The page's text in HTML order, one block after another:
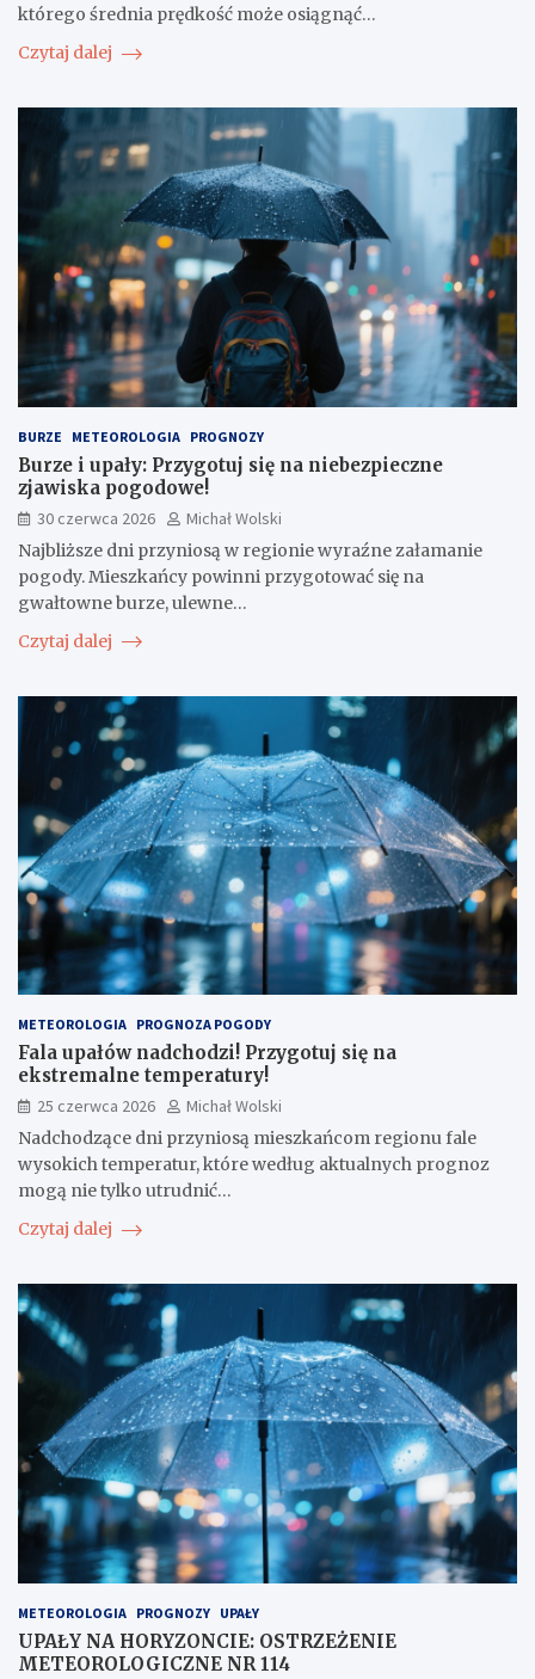
którego średnia prędkość może osiągnąć…
Czytaj dalej
BURZE METEOROLOGIA PROGNOZY
Burze i upały: Przygotuj się na niebezpieczne
zjawiska pogodowe!
30 czerwca 2026
Michał Wolski
Najbliższe dni przyniosą w regionie wyraźne załamanie
pogody. Mieszkańcy powinni przygotować się na
gwałtowne burze, ulewne…
Czytaj dalej
METEOROLOGIA PROGNOZA POGODY
Fala upałów nadchodzi! Przygotuj się na
ekstremalne temperatury!
25 czerwca 2026
Michał Wolski
Nadchodzące dni przyniosą mieszkańcom regionu fale
wysokich temperatur, które według aktualnych prognoz
mogą nie tylko utrudnić…
Czytaj dalej
METEOROLOGIA PROGNOZY UPAŁY
UPAŁY NA HORYZONCIE: OSTRZEŻENIE
METEOROLOGICZNE NR 114